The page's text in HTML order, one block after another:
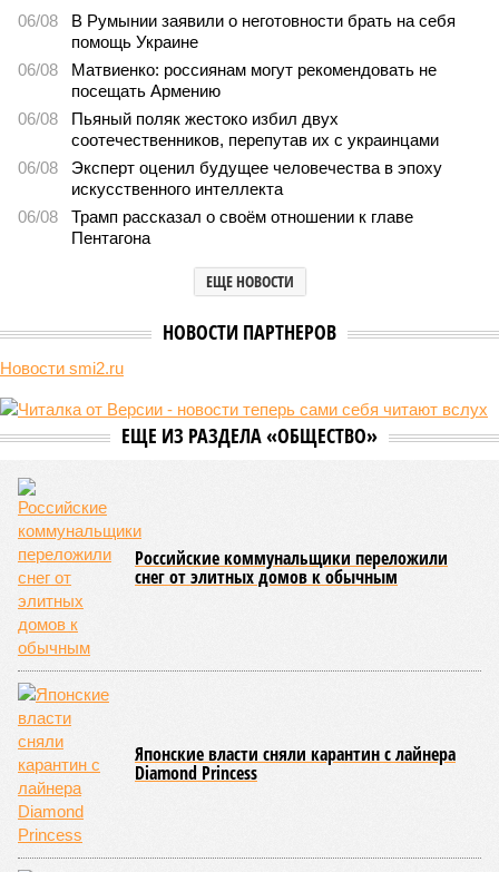
06/08
В Румынии заявили о неготовности брать на себя
помощь Украине
06/08
Матвиенко: россиянам могут рекомендовать не
посещать Армению
06/08
Пьяный поляк жестоко избил двух
соотечественников, перепутав их с украинцами
06/08
Эксперт оценил будущее человечества в эпоху
искусственного интеллекта
06/08
Трамп рассказал о своём отношении к главе
Пентагона
ЕЩЕ НОВОСТИ
НОВОСТИ ПАРТНЕРОВ
Новости smi2.ru
ЕЩЕ ИЗ РАЗДЕЛА «ОБЩЕСТВО»
Российские коммунальщики переложили
снег от элитных домов к обычным
Японские власти сняли карантин с лайнера
Diamond Princess